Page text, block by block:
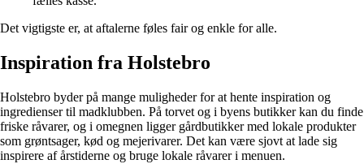
Det vigtigste er, at aftalerne føles fair og enkle for alle.
Inspiration fra Holstebro
Holstebro byder på mange muligheder for at hente inspiration og
ingredienser til madklubben. På torvet og i byens butikker kan du finde
friske råvarer, og i omegnen ligger gårdbutikker med lokale produkter
som grøntsager, kød og mejerivarer. Det kan være sjovt at lade sig
inspirere af årstiderne og bruge lokale råvarer i menuen.